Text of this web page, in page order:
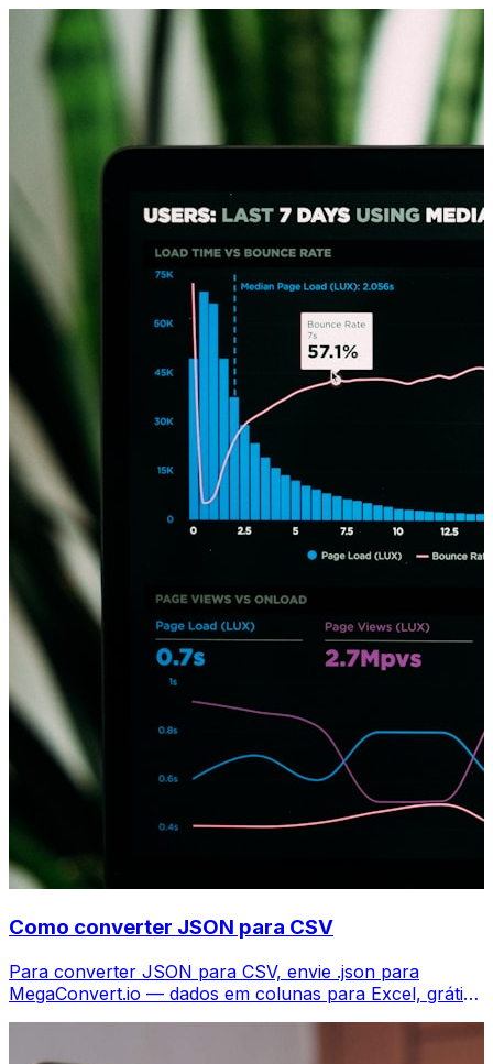
Como converter JSON para CSV
Para converter JSON para CSV, envie .json para
MegaConvert.io — dados em colunas para Excel, grátis,